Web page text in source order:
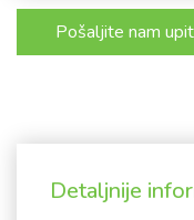
Pošaljite nam upit
Detaljnije